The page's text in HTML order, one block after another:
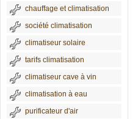
chauffage et climatisation
société climatisation
climatiseur solaire
tarifs climatisation
climatiseur cave à vin
climatisation à eau
purificateur d'air